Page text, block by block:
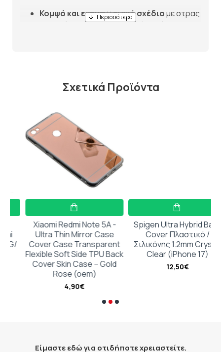
Κομψό και εντυπωσιακό σχέδιομε στρας
και γκλίτερ για μια πολυτελή εμφάνιση.
iPhone σας από γρατζουνιές και μικρές
θύρες, κουμπιά και κάμερα χωρίς να
αφαιρείτε την θήκη.
Ιδανική για όσους επιθυμούν να συνδυάσουν την
υψηλή προστασία με μία πολυτελή και στυλάτη
Χαρακτηριστικά προϊόντος:
✅ Συμβατότητα:Xiaomi Redmi 15C4G & 5G /
Poco C85
✅ Εντυπωσιακός σχεδιασμός με blingsγια
extra λάμψη
MagSafe υποστήριξη
✅ Κατασκευή απόανθεκτικό υλικόγια
Σχετικά Προϊόντα
Xiaomi Redmi Note 5A -
Ultra Thin Mirror Case
Cover Case Transparent
Flexible Soft Side TPU Back
Cover Skin Case – Gold
Rose (oem)
4,90€
Spigen Ultra Hybrid Back
Cover Πλαστικό /
Σιλικόνης 1.2mm Crystal
Clear (iPhone 17)
12,50€
Είμαστε εδώ για οτιδήποτε χρειαστείτε.